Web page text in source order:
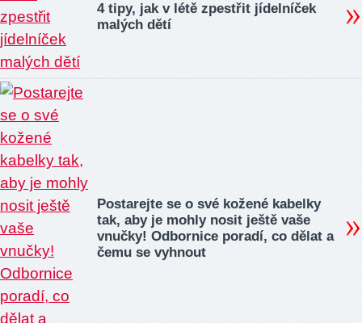
4 tipy, jak v létě zpestřit jídelníček
malých dětí
Postarejte se o své kožené kabelky
tak, aby je mohly nosit ještě vaše
vnučky! Odbornice poradí, co dělat a
čemu se vyhnout